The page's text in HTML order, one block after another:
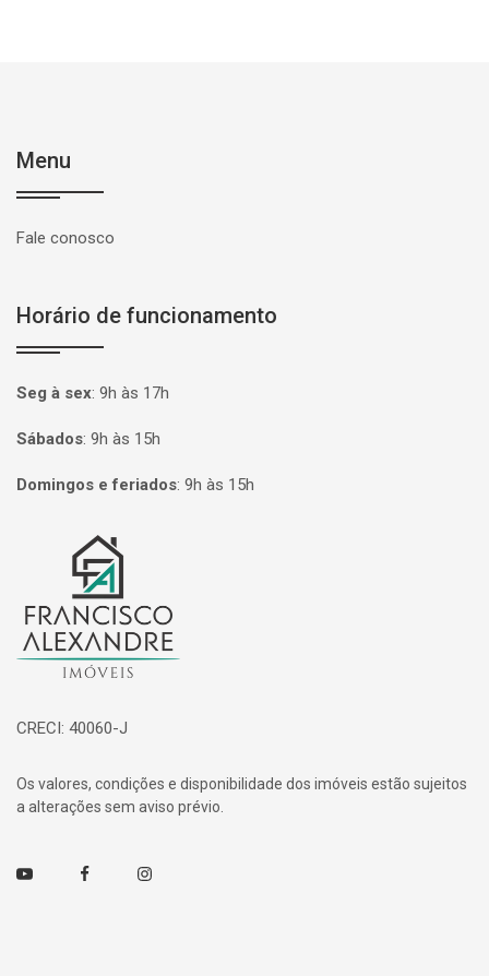
Menu
Fale conosco
Horário de funcionamento
Seg à sex: 9h às 17h
Sábados: 9h às 15h
Domingos e feriados: 9h às 15h
Página inicial
CRECI: 40060-J
Os valores, condições e disponibilidade dos imóveis estão sujeitos
a alterações sem aviso prévio.
Youtube FacebookInstagram